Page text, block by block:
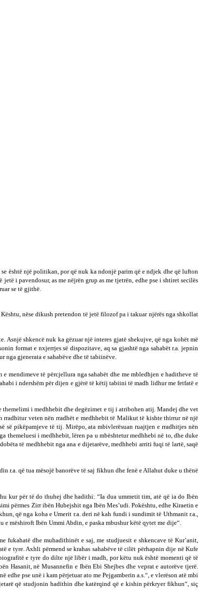
është një politikan, por që nuk ka ndonjë parim që e ndjek dhe që lufton
i pavendosur, as me nëjrën grup as me tjetrën, edhe pse i shtiret secilës
se të gjithë.
nëse dikush pretendon të jetë filozof pa i takuar njërës nga shkollat
Asnjë shkencë nuk ka gëzuar një interes gjatë shekujve, që nga kohët më
format e nxjerrjes së dispozitave, aq sa gjashtë nga sahabët r.a. jepnin
nga gjenerata e sahabëve dhe të tabiinëve.
mendimeve të përcjellura nga sahabët dhe me mbledhjen e haditheve të
i ndershëm për dijen e gjërë të këtij tabiini të madh lidhur me fetfatë e
themelimi i medhhebit dhe degëzimet e tij i atribohen atij. Mandej dhe vet
rradhitur veten nën rradhët e medhhebit të Malikut të kishte thirrur në një
pikëpamjeve të tij. Mirëpo, ata mbivlerësuan ruajtjen e rradhitjes nën
themeluesi i medhhebit, lëren pa u mbështetur medhhebi në to, dhe duke
të medhhebit nga ana e dijetarëve, medhhebi arriti fuqi të lartë, saqë
r.a. që tua mësojë banorëve të saj fikhun dhe fenë e Allahut duke u thënë
kur për të do thuhej dhe hadithi: “Ia dua ummetit tim, atë që ia do Ibën
përmes Zirr ibën Hubejshit nga Ibën Mes’udi. Pokështu, edhe Kiraetin e
që nga koha e Umerit r.a. deri në kah fundi i sundimit të Uthmanit r.a.,
mëshiroft Ibën Ummi Abdin, e paska mbushur këtë qytet me dije“.
dhe muhadithinët e saj, me studjuesit e shkencave të Kur’anit,
e tyre. Axhli përmend se krahas sahabëve të cilët përhapnin dije në Kufe
e tyre do dilte një libër i madh, por këtu nuk është momenti që të
Hasanit, në Musannefin e Ibën Ebi Shejbes dhe veprat e autorëve tjerë.
pse unë i kam përjetuar ato me Pejgamberin a.s.“, e vlerëson atë mbi
që studjonin hadithin dhe katërqind që e kishin përkryer fikhun“, siç